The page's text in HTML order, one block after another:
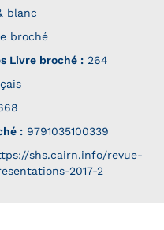
blanc
broché
Livre broché : 264
: 9791035100339
shs.cairn.info/revue-
2017-2